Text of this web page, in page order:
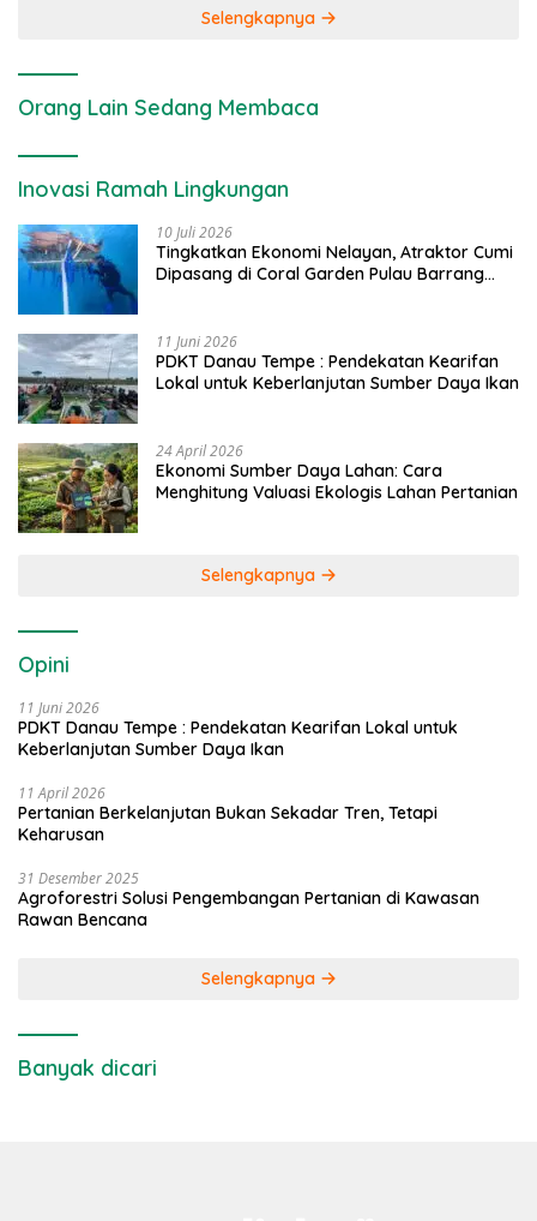
Selengkapnya
Orang Lain Sedang Membaca
Inovasi Ramah Lingkungan
10 Juli 2026
Tingkatkan Ekonomi Nelayan, Atraktor Cumi
Dipasang di Coral Garden Pulau Barrang
11 Juni 2026
PDKT Danau Tempe : Pendekatan Kearifan
Lokal untuk Keberlanjutan Sumber Daya Ikan
24 April 2026
Ekonomi Sumber Daya Lahan: Cara
Menghitung Valuasi Ekologis Lahan Pertanian
Selengkapnya
Opini
11 Juni 2026
PDKT Danau Tempe : Pendekatan Kearifan Lokal untuk
Keberlanjutan Sumber Daya Ikan
11 April 2026
Pertanian Berkelanjutan Bukan Sekadar Tren, Tetapi
Keharusan
31 Desember 2025
Agroforestri Solusi Pengembangan Pertanian di Kawasan
Rawan Bencana
Selengkapnya
Banyak dicari